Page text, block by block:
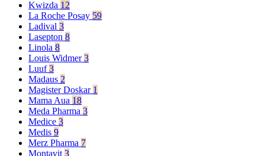
Kwizda 12
La Roche Posay 59
Ladival 3
Lasepton 8
Linola 8
Louis Widmer3
Luuf3
Madaus 2
Magister Doskar 1
Mama Aua 18
Meda Pharma 3
Medice 3
Medis 9
Merz Pharma 7
Montavit 3